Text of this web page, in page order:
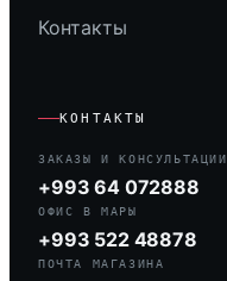
Контакты
КОНТАКТЫ
ЗАКАЗЫ И КОНСУЛЬТАЦИИ
+993 64 072888
ОФИС В МАРЫ
+993 522 48878
ПОЧТА МАГАЗИНА